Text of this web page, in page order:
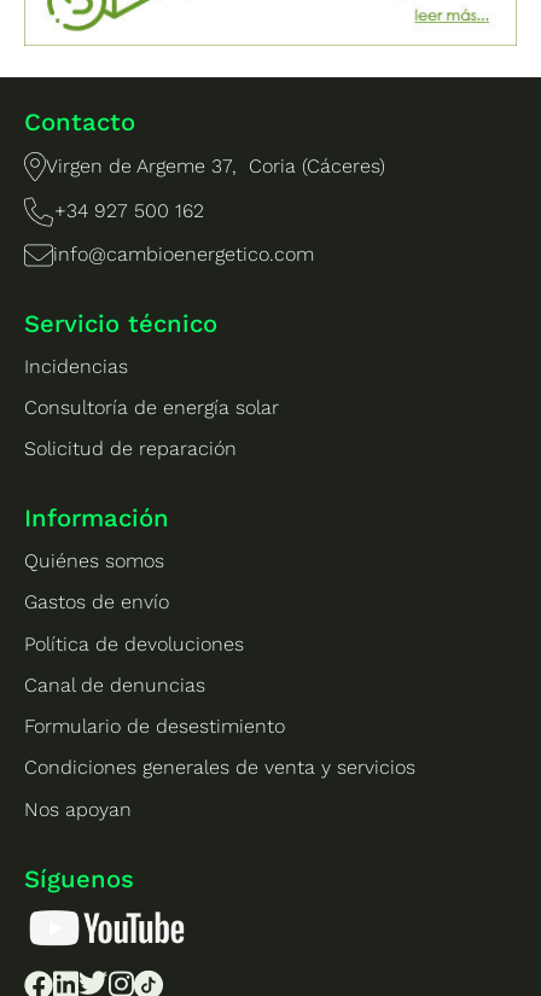
Contacto
Virgen de Argeme 37, Coria (Cáceres)
+34 927 500 162
info@cambioenergetico.com
Servicio técnico
Incidencias
Consultoría de energía solar
Solicitud de reparación
Información
Quiénes somos
Gastos de envío
Política de devoluciones
Canal de denuncias
Formulario de desestimiento
Condiciones generales de venta y servicios
Nos apoyan
Síguenos